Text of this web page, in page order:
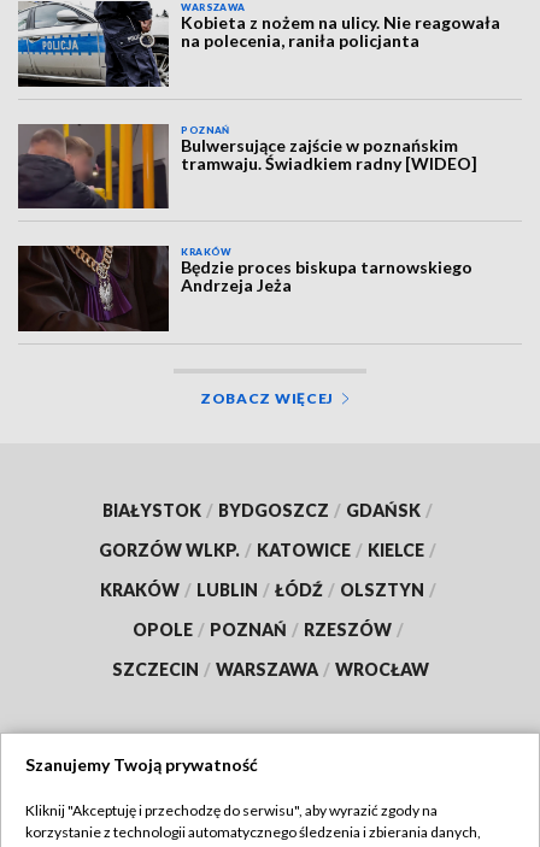
WARSZAWA
Kobieta z nożem na ulicy. Nie reagowała
na polecenia, raniła policjanta
POZNAŃ
Bulwersujące zajście w poznańskim
tramwaju. Świadkiem radny [WIDEO]
KRAKÓW
Będzie proces biskupa tarnowskiego
Andrzeja Jeża
ZOBACZ WIĘCEJ
BIAŁYSTOK / BYDGOSZCZ / GDAŃSK /
GORZÓW WLKP. / KATOWICE / KIELCE /
KRAKÓW / LUBLIN / ŁÓDŹ / OLSZTYN /
OPOLE / POZNAŃ / RZESZÓW /
SZCZECIN / WARSZAWA / WROCŁAW
TVP
Szanujemy Twoją prywatność
Kliknij "Akceptuję i przechodzę do serwisu", aby wyrazić zgody na
korzystanie z technologii automatycznego śledzenia i zbierania danych,